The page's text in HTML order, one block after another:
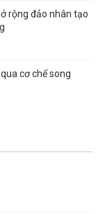
rộng đảo nhân tạo
cơ chế song